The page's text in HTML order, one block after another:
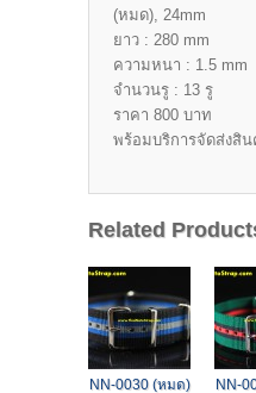
(หมด), 24mm
ยาว : 280 mm
ความหนา : 1.5 mm
จำนวนรู : 13 รู
ราคา 800 บาท
พร้อมบริการจัดส่งสิ
Related
NN-0030 (หมด) NN-